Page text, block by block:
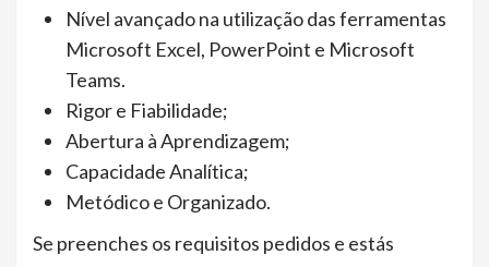
Nível avançado na utilização das ferramentas
Microsoft Excel, PowerPoint e Microsoft
Teams.
Rigor e Fiabilidade;
Abertura à Aprendizagem;
Capacidade Analítica;
Metódico e Organizado.
Se preenches os requisitos pedidos e estás